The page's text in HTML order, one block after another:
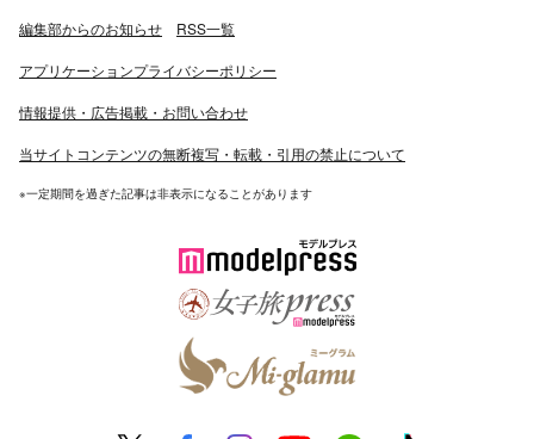
編集部からのお知らせ RSS一覧
アプリケーションプライバシーポリシー
情報提供・広告掲載・お問い合わせ
当サイトコンテンツの無断複写・転載・引用の禁止について
※一定期間を過ぎた記事は非表示になることがあります